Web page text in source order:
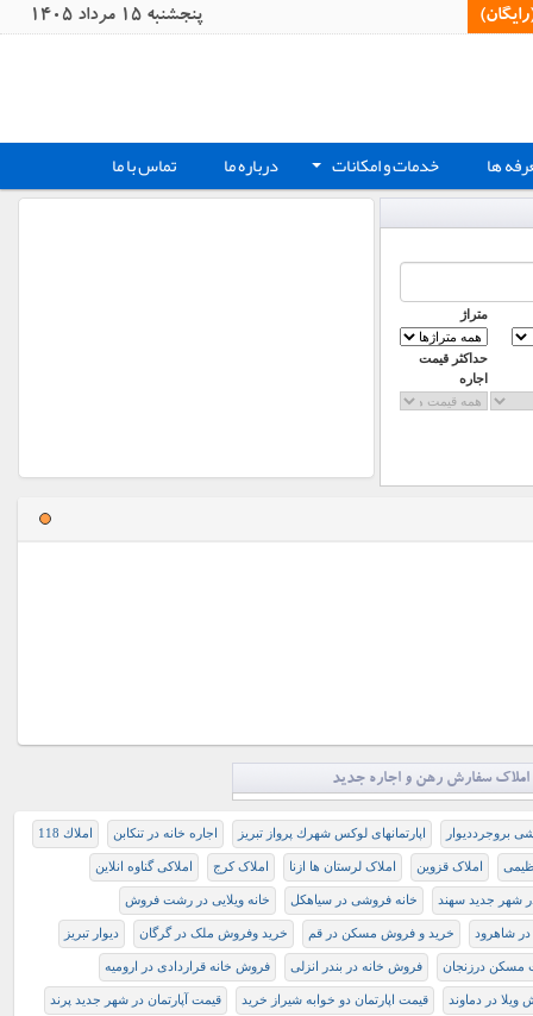
پنجشنبه 15 مرداد 1405
ها + خدمات و امکانات درباره ما تماس با ما
متراژ
حداکثر قیمت
اجاره
املاک سفارش رهن و اجاره جدید
بروجرددیوار اپارتمانهای لوکس شهرك پرواز تبريز اجاره خانه در تنکابن املاك 118
املاک قزوین املاک لرستان ها ازنا املاک کرج املاکی گناوه انلاین
شهر جدید سهند خانه فروشی در سیاهکل خانه ویلایی در رشت فروش
شاهرود خرید و فروش مسکن در قم خرید وفروش ملک در گرگان دیوار تبریز
مسکن درزنجان فروش خانه در بندر انزلی فروش خانه قراردادی در ارومیه
ویلا در دماوند قيمت اپارتمان دو خوابه شيراز خريد قیمت آپارتمان در شهر جدید پرند